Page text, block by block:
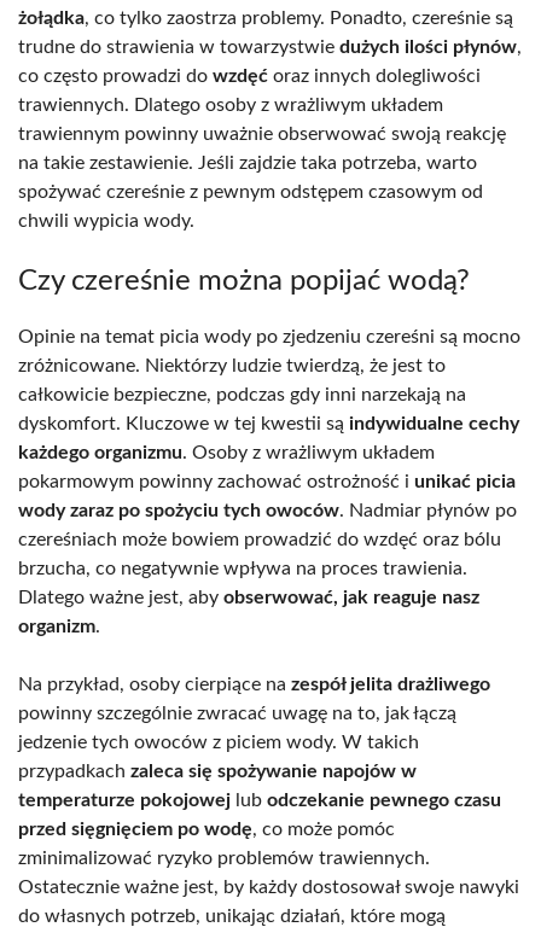
żołądka, co tylko zaostrza problemy. Ponadto, czereśnie są
trudne do strawienia w towarzystwie dużych ilości płynów,
co często prowadzi do wzdęć oraz innych dolegliwości
trawiennych. Dlatego osoby z wrażliwym układem
trawiennym powinny uważnie obserwować swoją reakcję
na takie zestawienie. Jeśli zajdzie taka potrzeba, warto
spożywać czereśnie z pewnym odstępem czasowym od
chwili wypicia wody.
Czy czereśnie można popijać wodą?
Opinie na temat picia wody po zjedzeniu czereśni są mocno
zróżnicowane. Niektórzy ludzie twierdzą, że jest to
całkowicie bezpieczne, podczas gdy inni narzekają na
dyskomfort. Kluczowe w tej kwestii są indywidualne cechy
każdego organizmu. Osoby z wrażliwym układem
pokarmowym powinny zachować ostrożność i unikać picia
wody zaraz po spożyciu tych owoców. Nadmiar płynów po
czereśniach może bowiem prowadzić do wzdęć oraz bólu
brzucha, co negatywnie wpływa na proces trawienia.
Dlatego ważne jest, aby obserwować, jak reaguje nasz
organizm.
Na przykład, osoby cierpiące na zespół jelita drażliwego
powinny szczególnie zwracać uwagę na to, jak łączą
jedzenie tych owoców z piciem wody. W takich
przypadkach zaleca się spożywanie napojów w
temperaturze pokojowej lub odczekanie pewnego czasu
przed sięgnięciem po wodę, co może pomóc
zminimalizować ryzyko problemów trawiennych.
Ostatecznie ważne jest, by każdy dostosował swoje nawyki
do własnych potrzeb, unikając działań, które mogą